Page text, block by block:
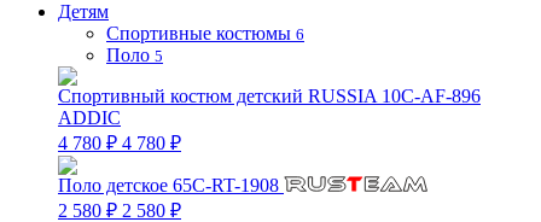
Детям
Спортивные костюмы 6
Поло 5
Спортивный костюм детский RUSSIA 10C-AF-896
ADDIC
4 780 ₽ 4 780 ₽
Поло детское 65C-RT-1908
2 580 ₽ 2 580 ₽